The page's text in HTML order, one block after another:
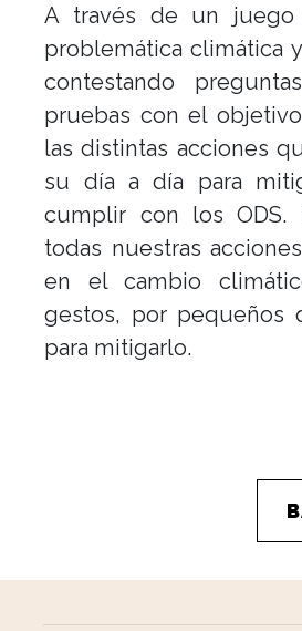
A través de un
problemática climática
contestando
pruebas con el
las distintas acciones
su día a día para
cumplir con los
todas nuestras
en el cambio
gestos, por pequeños
para mitigarlo.